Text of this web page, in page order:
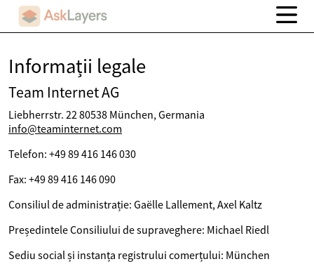
Informații legale
Team Internet AG
Liebherrstr. 22 80538 München, Germania
info@teaminternet.com
Telefon: +49 89 416 146 030
Fax: +49 89 416 146 090
Consiliul de administrație: Gaëlle Lallement, Axel Kaltz
Președintele Consiliului de supraveghere: Michael Riedl
Sediu social și instanța registrului comerțului: München